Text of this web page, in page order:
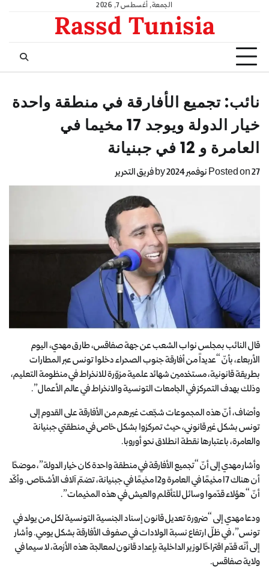
الجمعة, أغسطس 7, 2026
Rassd Tunisia
نائب: تجميع الأفارقة في منطقة واحدة
خيار الدولة ويوجد 17 مخيما في
العامرة و 12 في جبنيانة
Posted on27 نوفمبر 2024 فريق التحرير
قال النائب بمجلس نواب الشعب عن جهة صفاقس، طارق مهدي، اليوم
الأربعاء، بأنّ “عديداً من أفارقة جنوب الصحراء دخلوا تونس عبر المطارات
بطريقة قانونية، مستخدمين شهائد علمية مزوّرة للانخراط في منظومة التعليم،
وذلك بهدف التمركز في الجامعات التونسية والانخراط في عالم الأعمال”.
وأضاف، أنّ هذه المجموعات شجّعت غيرهم من الأفارقة على القدوم إلى
تونس بشكل غير قانوني، حيث تمركزوا بشكل خاص في منطقتي جبنيانة
والعامرة، باعتبارها نقطة انطلاق نحو أوروبا.
وأشار مهدي إلى أنّ “تجميع الأفارقة في منطقة واحدة كان خيار الدولة”، موضحًا
أن هناك 17 مخيمًا في العامرة و12 مخيمًا في جبنيانة، تضمّ آلاف الأشخاص. وأكّد
أنّ “هؤلاء قدّموا وسائل للتأقلم والعيش في هذه المخيمات”.
ودعا مهدي إلى “ضرورة تعديل قانون إسناد الجنسية التونسية لكل من يولد في
تونس”، في ظلّ ارتفاع نسبة الولادات في صفوف الأفارقة بشكل يومي. وأشار
إلى أنّه قدّم اقتراحًا لوزير الداخلية بإعداد قانون لمعالجة هذه الأزمة، لا سيما في
ولاية صفاقس.